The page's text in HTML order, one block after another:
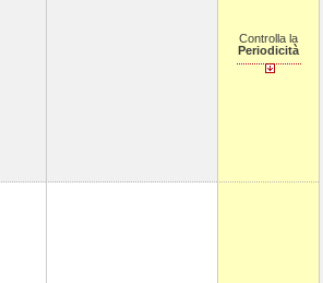
Controlla la
Periodicità